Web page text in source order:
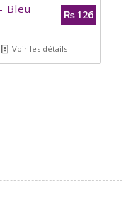
Bleu
₨126
Voir les détails